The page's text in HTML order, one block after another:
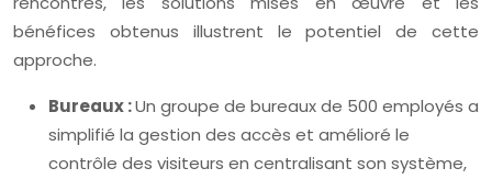
bénéfices obtenus illustrent le potentiel de cette
approche.
Bureaux :Un groupe de bureaux de 500 employés a
simplifié la gestion des accès et amélioré le
contrôle des visiteurs en centralisant son système,